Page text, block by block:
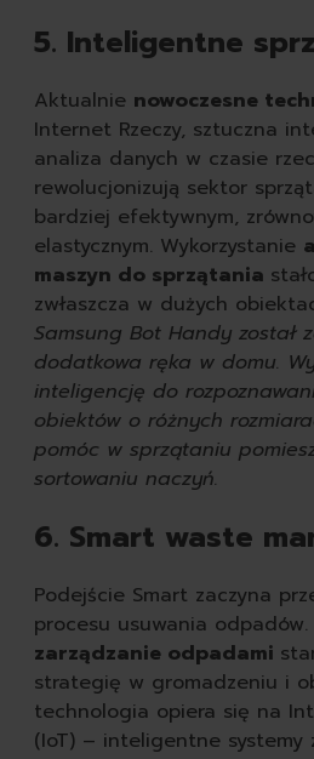
5. Inteligentne
Aktualnie nowoczesne
Internet Rzeczy, sztuczna
analiza danych w czasie
rewolucjonizują sektor
bardziej efektywnym,
elastycznym. Wykorzystanie
maszyn do sprzątania
zwłaszcza w dużych
Samsung Bot Handy został
dodatkowa ręka w domu.
inteligencję do
obiektów o różnych
pomóc w sprzątaniu
sortowaniu naczyń.
6. Smart waste
Podejście Smart zaczyna
procesu usuwania odpadów.
zarządzanie odpadami
strategię w gromadzeniu i
technologia opiera się na
(IoT) – inteligentne systemy